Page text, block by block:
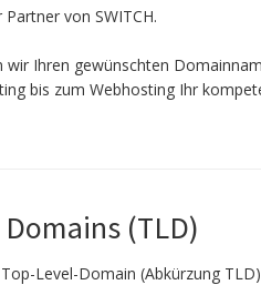
von SWITCH.
wir Ihren gewünschten
bis zum Webhosting Ihr
(TLD)
Level-Domain (Abkürzung